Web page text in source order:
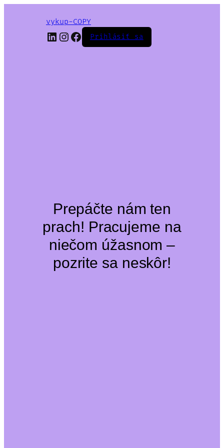
vykup-COPY
LinkedIn
Instagram
Facebook
Prihlásiť sa
Prepáčte nám ten
prach! Pracujeme na
niečom úžasnom –
pozrite sa neskôr!